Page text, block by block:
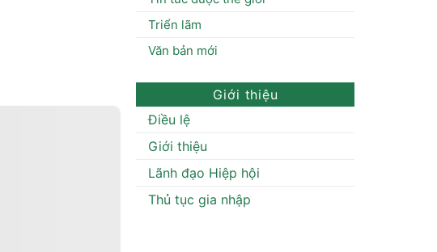
Triển lãm
Văn bản mới
Giới thiệu
Điều lệ
Giới thiệu
Lãnh đạo Hiệp hội
Thủ tục gia nhập